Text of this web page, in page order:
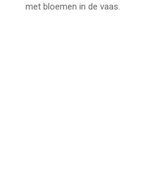
met bloemen in de vaas.